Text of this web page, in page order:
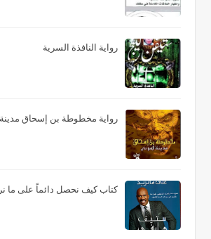
رواية النافذة السرية
رواية مخطوطة بن إسحاق
كتاب كيف نحصل دائماً على ما